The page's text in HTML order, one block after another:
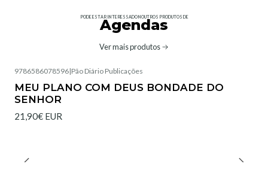
PODE ESTAR INTERESSADO NOUTROS PRODUTOS DE
Agendas
Ver mais produtos
9786586078596|Pão Diário Publicações
MEU PLANO COM DEUS BONDADE DO
SENHOR
21,90€ EUR